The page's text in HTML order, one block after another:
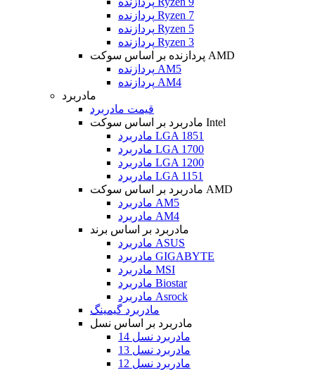
پردازنده Ryzen 7
پردازنده Ryzen 5
پردازنده Ryzen 3
پردازنده بر اساس سوکت AMD
پردازنده AM5
پردازنده AM4
مادربرد
قیمت مادربرد
مادربرد بر اساس سوکت Intel
مادربرد LGA 1851
مادربرد LGA 1700
مادربرد LGA 1200
مادربرد LGA 1151
مادربرد بر اساس سوکت AMD
مادربرد AM5
مادربرد AM4
مادربرد بر اساس برند
مادربرد ASUS
مادربرد GIGABYTE
مادربرد MSI
مادربرد Biostar
مادربرد Asrock
مادربرد گیمینگ
مادربرد بر اساس نسل
مادربرد نسل 14
مادربرد نسل 13
مادربرد نسل 12